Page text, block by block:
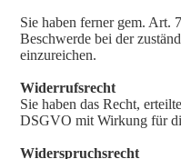
Sie haben ferner gem. Art.
Beschwerde bei der
einzureichen.
Widerrufsrecht
Sie haben das Recht,
DSGVO mit Wirkung für
Widerspruchsrecht